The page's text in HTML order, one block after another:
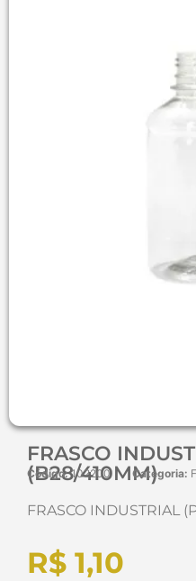
FRASCO
(B28/410MM)
Código:102200 Categoria:
FRASCO INDUSTRIAL
R$ 1,10